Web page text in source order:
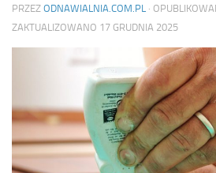
PRZEZ ODNAWIALNIA.COM.PL ·
ZAKTUALIZOWANO 17 GRUDNIA 2025